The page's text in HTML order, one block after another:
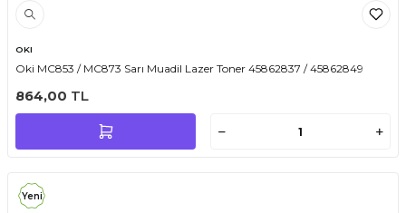
OKI
Oki MC853 / MC873 Sarı Muadil Lazer Toner 45862837 / 45862849
864,00 TL
Yeni